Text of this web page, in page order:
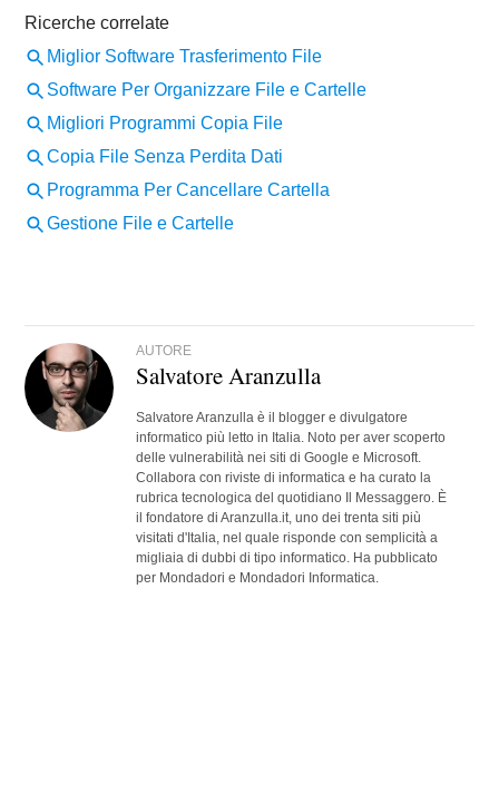
AUTORE
Salvatore Aranzulla
Salvatore Aranzulla è il blogger e divulgatore
informatico più letto in Italia. Noto per aver scoperto
delle vulnerabilità nei siti di Google e Microsoft.
Collabora con riviste di informatica e ha curato la
rubrica tecnologica del quotidiano Il Messaggero. È
il fondatore di Aranzulla.it, uno dei trenta siti più
visitati d'Italia, nel quale risponde con semplicità a
migliaia di dubbi di tipo informatico. Ha pubblicato
per Mondadori e Mondadori Informatica.